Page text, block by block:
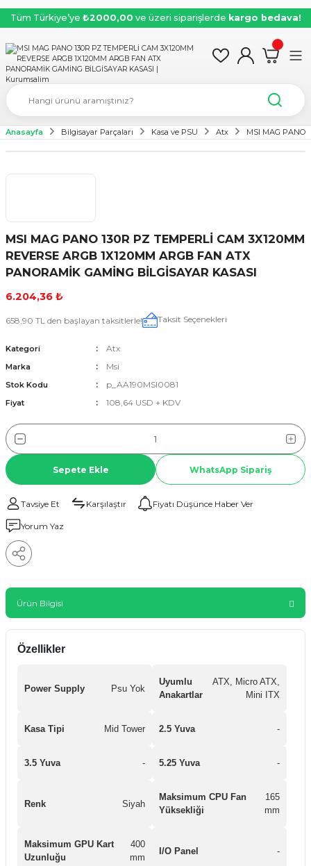
Tüm Türkiye’ye ₺2000,00 ve üzeri siparişlerde kargo bedava!
Anasayfa Bilgisayar Parçaları Kasa ve PSU Atx MSI MAG PANO
MSI MAG PANO 130R PZ TEMPERLİ CAM 3X120MM
REVERSE ARGB 1X120MM ARGB FAN ATX
PANORAMİK GAMİNG BİLGİSAYAR KASASI
6.204,36 ₺
658,90 TL den başlayan taksitlerle! Taksit Seçenekleri
Kategori Atx
Marka Msi
Stok Kodu p_AA190MSI0081
Fiyat 108,64 USD + KDV
Sepete Ekle WhatsApp Sipariş
Tavsiye Et Karşılaştır Fiyatı Düşünce Haber Ver
Yorum Yaz
Ürün Bilgisi
Özellikler
Power Supply Psu Yok
Uyumlu
Anakartlar
ATX, Micro ATX,
Mini ITX
Kasa Tipi Mid Tower 2.5 Yuva -
3.5 Yuva - 5.25 Yuva -
Renk Siyah
Maksimum CPU Fan
Yüksekliği
165
mm
Maksimum GPU Kart
Uzunluğu
400
mm
I/O Panel -